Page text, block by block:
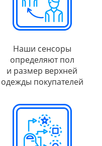
Наши сенсоры
определяют пол
и размер верхней
одежды покупателей